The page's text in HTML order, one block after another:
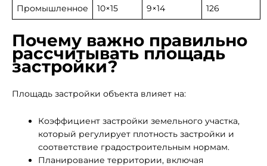
Промышленное 10×15 9×14 126
Почему важно правильно
рассчитывать площадь
застройки?
Площадь застройки объекта влияет на:
Коэффициент застройки земельного участка,
который регулирует плотность застройки и
соответствие градостроительным нормам.
Планирование территории, включая